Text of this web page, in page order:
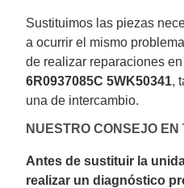
Sustituimos las piezas
a ocurrir el mismo
de realizar reparaciones
6R0937085C 5WK50341,
una de intercambio.
NUESTRO CONSEJO
Antes de sustituir la
realizar un diagnóstico